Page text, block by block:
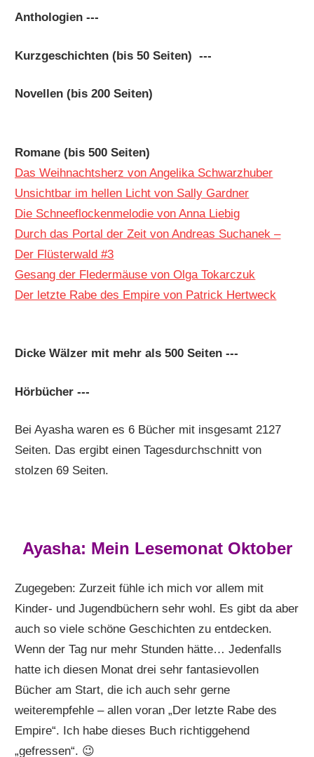
Anthologien ---
Kurzgeschichten (bis 50 Seiten) ---
Novellen (bis 200 Seiten)
Romane (bis 500 Seiten)
Das Weihnachtsherz von Angelika Schwarzhuber
Unsichtbar im hellen Licht von Sally Gardner
Die Schneeflockenmelodie von Anna Liebig
Durch das Portal der Zeit von Andreas Suchanek –
Der Flüsterwald #3
Gesang der Fledermäuse von Olga Tokarczuk
Der letzte Rabe des Empire von Patrick Hertweck
Dicke Wälzer mit mehr als 500 Seiten ---
Hörbücher ---
Bei Ayasha waren es 6 Bücher mit insgesamt 2127
Seiten. Das ergibt einen Tagesdurchschnitt von
stolzen 69 Seiten.
Ayasha: Mein Lesemonat Oktober
Zugegeben: Zurzeit fühle ich mich vor allem mit
Kinder- und Jugendbüchern sehr wohl. Es gibt da aber
auch so viele schöne Geschichten zu entdecken.
Wenn der Tag nur mehr Stunden hätte… Jedenfalls
hatte ich diesen Monat drei sehr fantasievollen
Bücher am Start, die ich auch sehr gerne
weiterempfehle – allen voran „Der letzte Rabe des
Empire“. Ich habe dieses Buch richtiggehend
„gefressen“. 😉